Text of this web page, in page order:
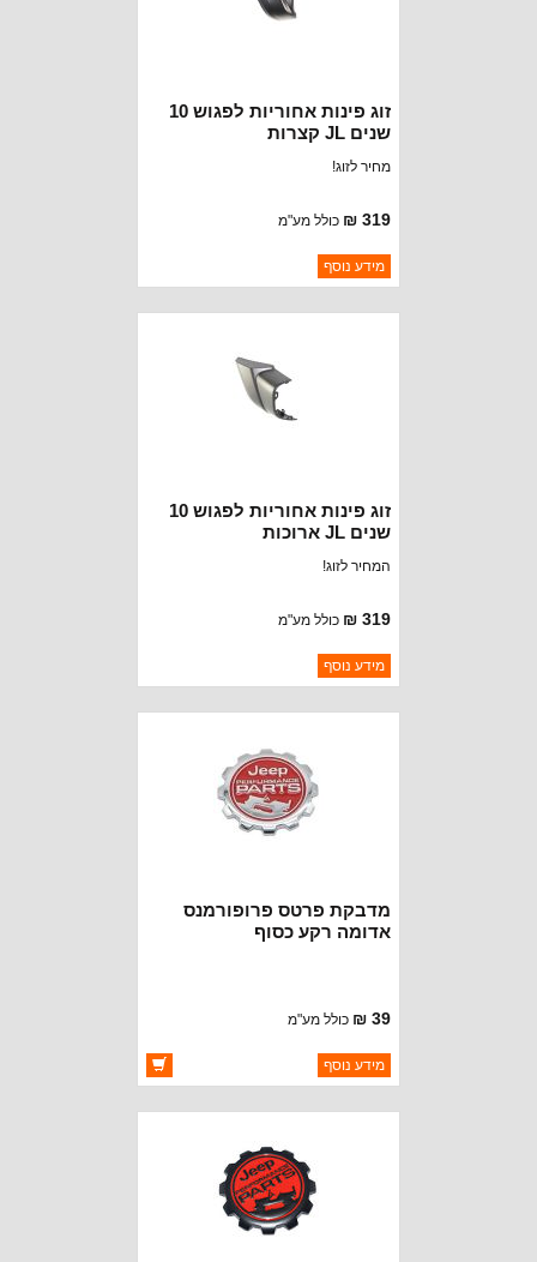
זוג פינות אחוריות לפגוש 10
שנים JL קצרות
מחיר לזוג!
319 ₪ כולל מע"מ
ברקוד: BJ6206-ECS
יצרן:OAKMAN OFFROAD
מידע נוסף
זוג פינות אחוריות לפגוש 10
שנים JL ארוכות
המחיר לזוג!
319 ₪ כולל מע"מ
ברקוד: BJ6206-EC
יצרן:OAKMAN OFFROAD
מידע נוסף
מדבקת פרטס פרופורמנס
אדומה רקע כסוף
39 ₪ כולל מע"מ
ברקוד: BJ3458-RS
יצרן:OAKMAN OFFROAD
מידע נוסף